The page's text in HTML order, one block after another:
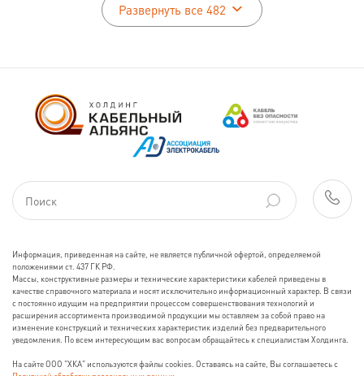
Развернуть все 482
Информация, приведенная на сайте, не является публичной офертой, определяемой
положениями ст. 437 ГК РФ.
Массы, конструктивные размеры и технические характеристики кабелей приведены в
качестве справочного материала и носят исключительно информационный характер. В связи
с постоянно идущим на предприятии процессом совершенствования технологий и
расширения ассортимента производимой продукции мы оставляем за собой право на
изменение конструкций и технических характеристик изделий без предварительного
уведомления. По всем интересующим вас вопросам обращайтесь к специалистам Холдинга.
На сайте ООО "ХКА" используются файлы cookies. Оставаясь на сайте, Вы соглашаетесь с